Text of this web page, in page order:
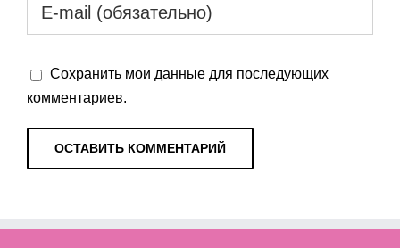
Сохранить мои данные для последующих
комментариев.